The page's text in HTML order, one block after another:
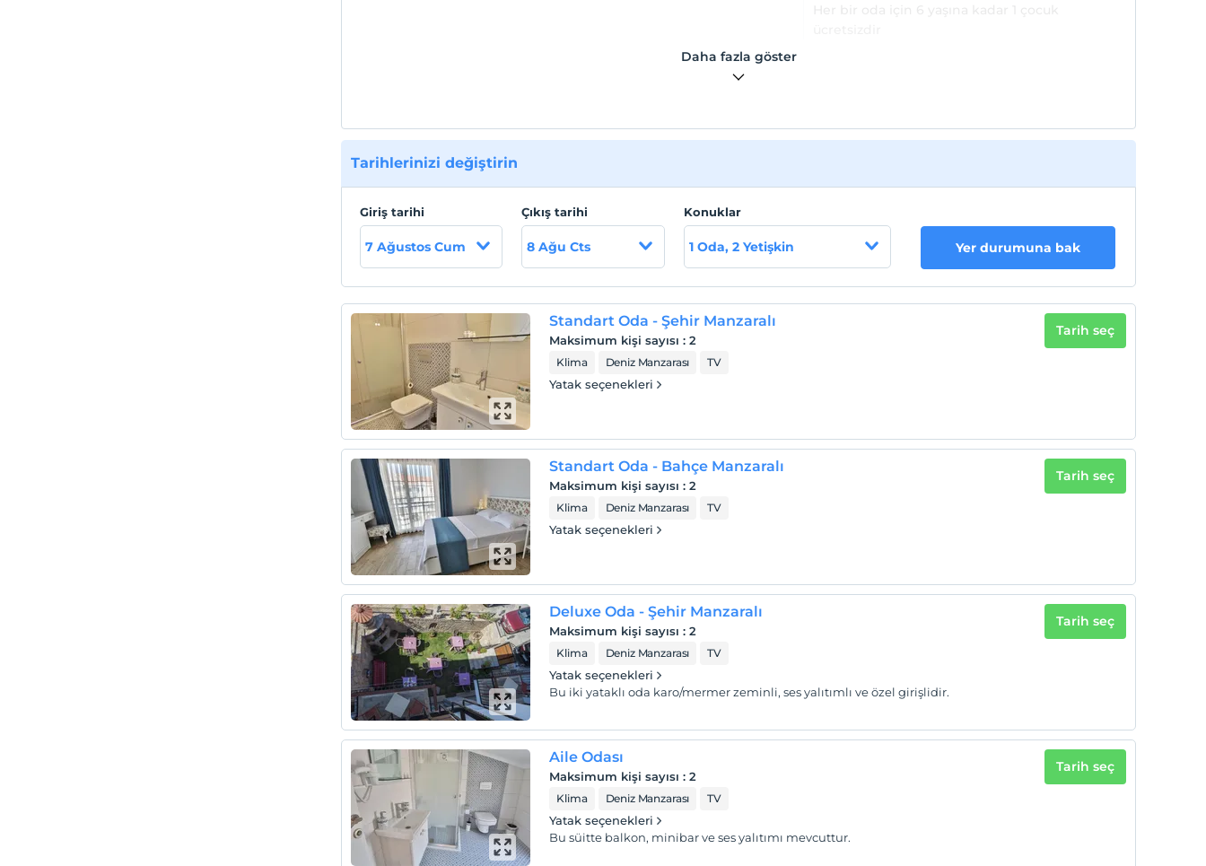
Daha fazla göster
Tarihlerinizi değiştirin
Giriş tarihi
7 Ağustos Cum
Çıkış tarihi
8 Ağu Cts
Konuklar
1 Oda, 2 Yetişkin Yer durumuna bak
Standart Oda - Şehir Manzaralı
Maksimum kişi sayısı :2
Klima Deniz Manzarası TV
Yatak seçenekleri
Tarih seç
Standart Oda - Bahçe Manzaralı
Maksimum kişi sayısı :2
Klima Deniz Manzarası TV
Yatak seçenekleri
Tarih seç
Deluxe Oda - Şehir Manzaralı
Maksimum kişi sayısı :2
Klima Deniz Manzarası TV
Yatak seçenekleri
Bu iki yataklı oda karo/mermer zeminli, ses yalıtımlı ve özel girişlidir.
Tarih seç
Aile Odası
Maksimum kişi sayısı :2
Klima Deniz Manzarası TV
Yatak seçenekleri
Bu süitte balkon, minibar ve ses yalıtımı mevcuttur.
Tarih seç